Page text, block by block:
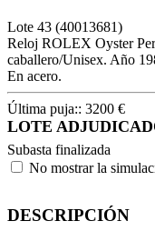
Lote 43 (40013681)
Reloj ROLEX Oyster
caballero/Unisex. Año
En acero.
Última puja:: 3200 €
LOTE
Subasta finalizada
No mostrar la
DESCRIPCIÓN